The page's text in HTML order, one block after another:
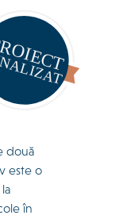
două
este o
în